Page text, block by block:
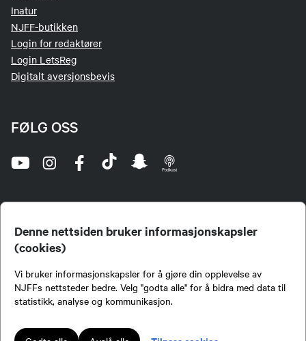
Denne nettsiden bruker informasjonskapsler
(cookies)
Vi bruker informasjonskapsler for å gjøre din opplevelse av
NJFFs nettsteder bedre. Velg "godta alle" for å bidra med data til
statistikk, analyse og kommunikasjon.
Inatur
NJFF-butikken
Login for redaktører
Login LetsReg
Digitalt aversjonsbevis
FØLG OSS
jegere og sportsfiskere og et av de viktigste miljøene for formidling av kunnskap om jakt og
fiske i Norge. Vi er en partipolitisk nøytral organisasjon, men har et sterkt jakt-, fiske-, og
naturpolitisk engasjement i mange saker.
Lokalforeninger tilsluttet Norges Jeger- og Fiskerforbund har ansvar for innhold de